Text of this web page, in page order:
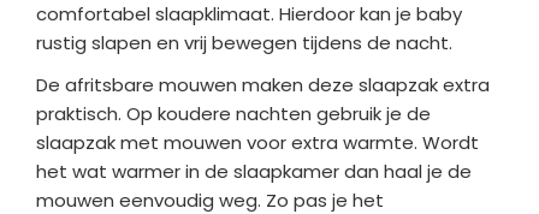
comfortabel slaapklimaat. Hierdoor kan je baby
rustig slapen en vrij bewegen tijdens de nacht.
De afritsbare mouwen maken deze slaapzak extra
praktisch. Op koudere nachten gebruik je de
slaapzak met mouwen voor extra warmte. Wordt
het wat warmer in de slaapkamer dan haal je de
mouwen eenvoudig weg. Zo pas je het